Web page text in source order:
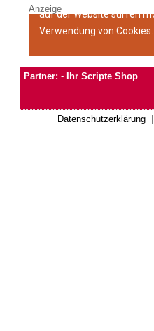
Anzeige
Partner: - Ihr Scripte Shop
Datenschutzerklärung|